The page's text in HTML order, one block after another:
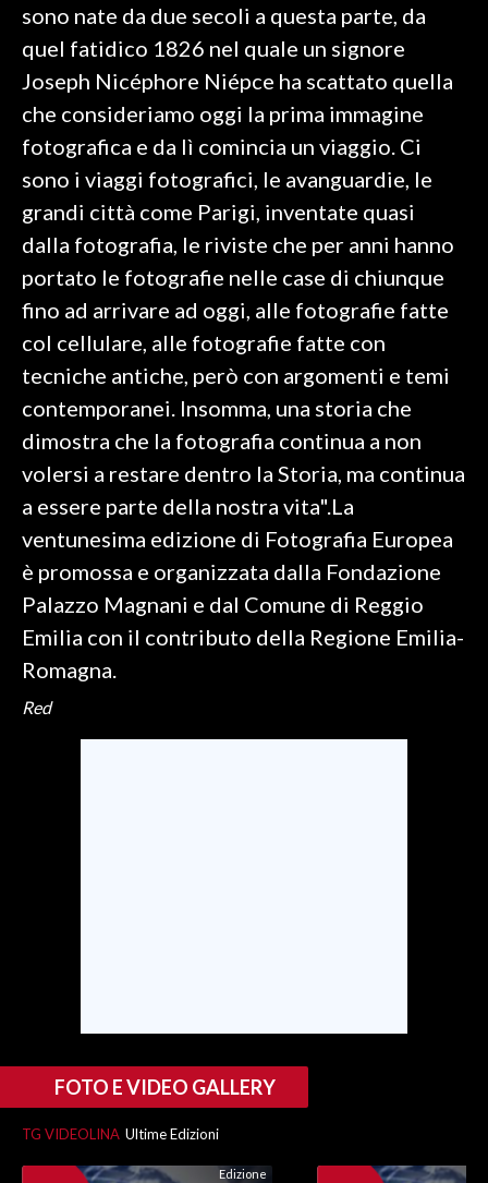
SARDEGNA TURISMO
SARDI NEL MONDO
NOTIZIE
EVENTI
3 MINUTI CON
INSULARITÀ
INFO AZIENDE
sono nate da due secoli a questa parte, da
quel fatidico 1826 nel quale un signore
Joseph Nicéphore Niépce ha scattato quella
che consideriamo oggi la prima immagine
fotografica e da lì comincia un viaggio. Ci
sono i viaggi fotografici, le avanguardie, le
grandi città come Parigi, inventate quasi
dalla fotografia, le riviste che per anni hanno
portato le fotografie nelle case di chiunque
fino ad arrivare ad oggi, alle fotografie fatte
col cellulare, alle fotografie fatte con
tecniche antiche, però con argomenti e temi
contemporanei. Insomma, una storia che
dimostra che la fotografia continua a non
volersi a restare dentro la Storia, ma continua
a essere parte della nostra vita".La
ventunesima edizione di Fotografia Europea
è promossa e organizzata dalla Fondazione
Palazzo Magnani e dal Comune di Reggio
Emilia con il contributo della Regione Emilia-
Romagna.
Red
FOTO E VIDEO GALLERY
TG VIDEOLINA Ultime Edizioni
Edizione